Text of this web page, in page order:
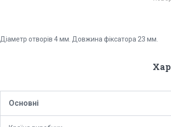
Діаметр отворів 4 мм. Довжина фіксатора 23 мм.
Основні